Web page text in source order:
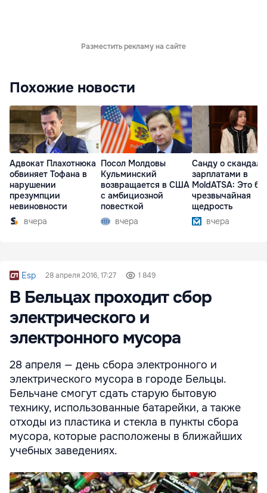
Разместить рекламу на сайте
Похожие новости
Адвокат Плахотнюка
обвиняет Тофана в
нарушении
презумпции
невиновности
вчера
Посол Молдовы
Кульминский
возвращается в США
с амбициозной
повесткой
вчера
Санду о
зарплатами в
MoldATSA: Это
чрезвычайная
щедрость
вчера
Esp 28 апреля 2016, 17:27 1 849
В Бельцах проходит сбор
электрического и
электронного мусора
28 апреля — день сбора электронного и
электрического мусора в городе Бельцы.
Бельчане смогут сдать старую бытовую
технику, использованные батарейки, а также
отходы из пластика и стекла в пункты сбора
мусора, которые расположены в ближайших
учебных заведениях.